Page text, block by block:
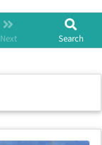
Next Search